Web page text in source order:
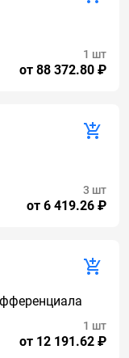
от 88 372.80 ₽
1 шт
от 6 419.26 ₽
3 шт
от 12 191.62 ₽
1 шт